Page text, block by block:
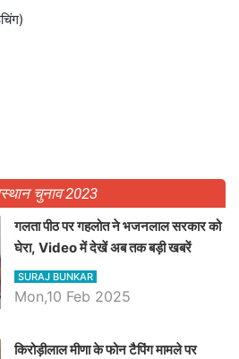
चुनाव 2023
गलता पीठ पर गहलोत ने भजनलाल सरकार को
घेरा, Video में देखें अब तक बड़ी खबरें
SURAJ BUNKAR
Mon,10 Feb 2025
किरोड़ीलाल मीणा के फोन टैपिंग मामले पर